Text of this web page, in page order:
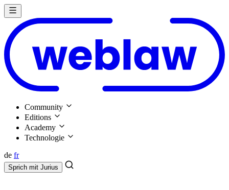
Community
Editions
Academy
Technologie
de fr
Sprich mit Jurius